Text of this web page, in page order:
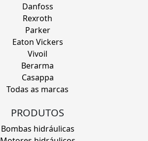
Danfoss
Rexroth
Parker
Eaton Vickers
Vivoil
Berarma
Casappa
Todas as marcas
PRODUTOS
Bombas hidráulicas